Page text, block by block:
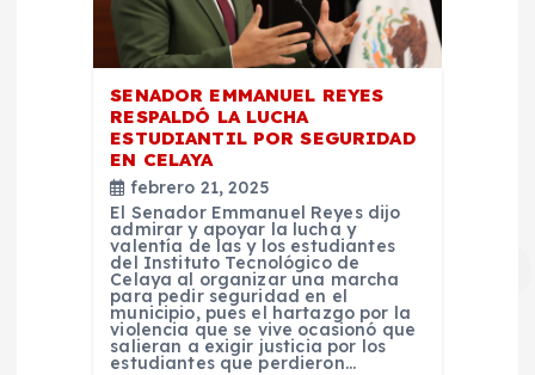
SENADOR EMMANUEL REYES
RESPALDÓ LA LUCHA
ESTUDIANTIL POR SEGURIDAD
EN CELAYA
febrero 21, 2025
El Senador Emmanuel Reyes dijo
admirar y apoyar la lucha y
valentía de las y los estudiantes
del Instituto Tecnológico de
Celaya al organizar una marcha
para pedir seguridad en el
municipio, pues el hartazgo por la
violencia que se vive ocasionó que
salieran a exigir justicia por los
estudiantes que perdieron…